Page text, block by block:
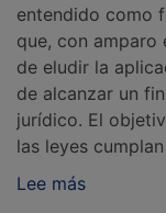
entendido como
que, con amparo
de eludir la
de alcanzar un
jurídico. El
las leyes cumplan
Lee más